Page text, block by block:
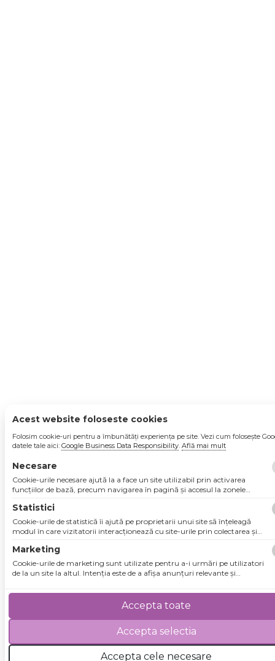
Acest website foloseste cookies
Folosim cookie-uri pentru a îmbunătăți experiența pe site. Vezi cum folosește
datele tale aici: Google Business Data Responsibility. Află mai mult
Necesare
Cookie-urile necesare ajută la a face un site utilizabil prin activarea
funcţiilor de bază, precum navigarea în pagină şi accesul la zonele
cookie-uri.
Statistici
Cookie-urile de statistică îi ajută pe proprietarii unui site să înţeleagă
modul în care vizitatorii interacţionează cu site-urile prin colectarea şi
Marketing
Cookie-urile de marketing sunt utilizate pentru a-i urmări pe utilizatori
de la un site la altul. Intenţia este de a afişa anunţuri relevante şi
pentru agenţiile de puiblicitate şi părţile terţe care se ocupă de publicitate.
Accepta cele necesare
Accepta selectia
Accepta toate